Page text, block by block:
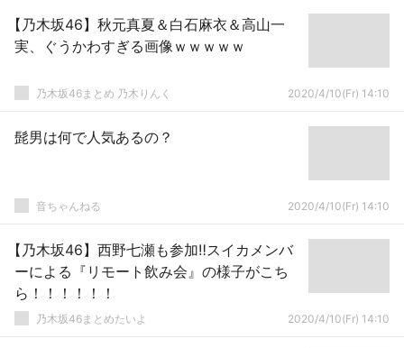
【乃木坂46】秋元真夏＆白石麻衣＆高山一
実、ぐうかわすぎる画像ｗｗｗｗｗ
乃木坂46まとめ 乃木りんく 2020/4/10(Fr) 14:10
髭男は何で人気あるの？
音ちゃんねる 2020/4/10(Fr) 14:10
【乃木坂46】西野七瀬も参加‼スイカメンバ
ーによる『リモート飲み会』の様子がこち
ら！！！！！！
乃木坂46まとめたいよ 2020/4/10(Fr) 14:10